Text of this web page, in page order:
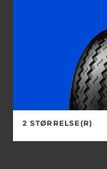
2 STØRRELSE(R)